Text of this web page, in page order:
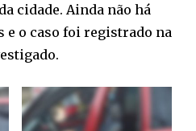
cidade. Ainda não há
o caso foi registrado na